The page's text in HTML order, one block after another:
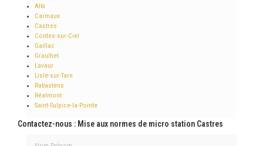
Albi
Carmaux
Castres
Cordes-sur-Ciel
Gaillac
Graulhet
Lavaur
Lisle-sur-Tarn
Rabastens
Réalmont
Saint-Sulpice-la-Pointe
Contactez-nous : Mise aux normes de micro station Castres